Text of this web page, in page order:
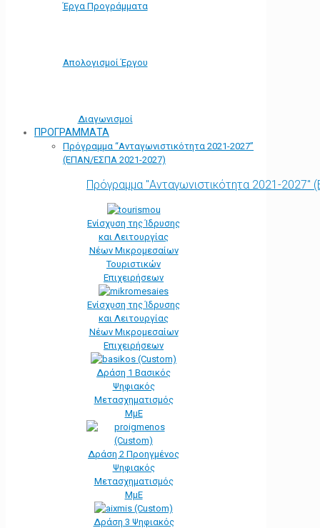
Έργα Προγράμματα
Απολογισμοί Έργου
Διαγωνισμοί
ΠΡΟΓΡΑΜΜΑΤΑ
Πρόγραμμα “Ανταγωνιστικότητα 2021-2027”
(ΕΠΑΝ/ΕΣΠΑ 2021-2027)
Πρόγραμμα "Ανταγωνιστικότητα 2021-
Ενίσχυση της Ίδρυσης
και Λειτουργίας
Νέων Μικρομεσαίων
Τουριστικών
Επιχειρήσεων
Ενίσχυση της Ίδρυσης
και Λειτουργίας
Νέων Μικρομεσαίων
Επιχειρήσεων
Δράση 1 Βασικός
Ψηφιακός
Μετασχηματισμός
ΜμΕ
Δράση 2 Προηγμένος
Ψηφιακός
Μετασχηματισμός
ΜμΕ
Δράση 3 Ψηφιακός